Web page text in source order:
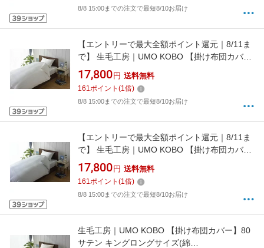
8/8 15:00までの注文で最短8/10お届け
【エントリーで最大全額ポイント還元｜8/11ま
で】 生毛工房｜UMO KOBO 【掛け布団カバ
ー】80サテン キングロングサイズ(綿
100%/230×230cm/ホワイト)[UMK13KKLWH]
17,800 円 送料無料
161ポイント (1倍)
8/8 15:00までの注文で最短8/10お届け
【エントリーで最大全額ポイント還元｜8/11ま
で】 生毛工房｜UMO KOBO 【掛け布団カバ
ー】80サテン キングロングサイズ(綿
100%/230×230cm/ブルー)[UMK13KKLBL]
17,800 円 送料無料
161ポイント (1倍)
8/8 15:00までの注文で最短8/10お届け
生毛工房｜UMO KOBO 【掛け布団カバー】80
サテン キングロングサイズ(綿